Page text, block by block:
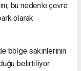
bu nedenle çevre
olarak
bölge sakinlerinin
belirtiliyor.